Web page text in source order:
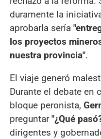
duramente la
aprobarla sería
los proyectos
nuestra provincia".
El viaje generó
Durante el debate en
bloque peronista,
preguntar"¿Qué
dirigentes y